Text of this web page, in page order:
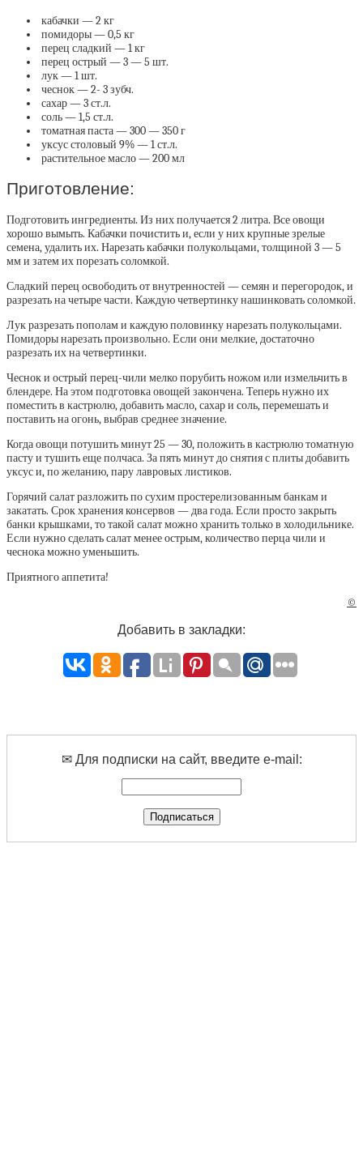
кабачки — 2 кг
помидоры — 0,5 кг
перец сладкий — 1 кг
перец острый — 3 — 5 шт.
лук — 1 шт.
чеснок — 2- 3 зубч.
сахар — 3 ст.л.
соль — 1,5 ст.л.
томатная паста — 300 — 350 г
уксус столовый 9% — 1 ст.л.
растительное масло — 200 мл
Приготовление:
Подготовить ингредиенты. Из них получается 2 литра. Все овощи
хорошо вымыть. Кабачки почистить и, если у них крупные зрелые
семена, удалить их. Нарезать кабачки полукольцами, толщиной 3 — 5
мм и затем их порезать соломкой.
Сладкий перец освободить от внутренностей — семян и перегородок, и
разрезать на четыре части. Каждую четвертинку нашинковать соломкой.
Лук разрезать пополам и каждую половинку нарезать полукольцами.
Помидоры нарезать произвольно. Если они мелкие, достаточно
разрезать их на четвертинки.
Чеснок и острый перец-чили мелко порубить ножом или измельчить в
блендере. На этом подготовка овощей закончена. Теперь нужно их
поместить в кастрюлю, добавить масло, сахар и соль, перемешать и
поставить на огонь, выбрав среднее значение.
Когда овощи потушить минут 25 — 30, положить в кастрюлю томатную
пасту и тушить еще полчаса. За пять минут до снятия с плиты добавить
уксус и, по желанию, пару лавровых листиков.
Горячий салат разложить по сухим простерелизованным банкам и
закатать. Срок хранения консервов — два года. Если просто закрыть
банки крышками, то такой салат можно хранить только в холодильнике.
Если нужно сделать салат менее острым, количество перца чили и
чеснока можно уменьшить.
Приятного аппетита!
©
Добавить в закладки:
✉ Для подписки на сайт, введите e-mail: